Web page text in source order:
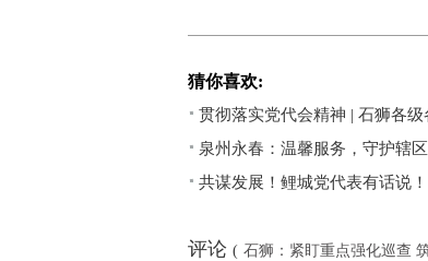
猜你喜欢:
贯彻落实党代会精神 | 石狮各
泉州永春：温馨服务，守护辖
共谋发展！鲤城党代表有话说！
评论 ( 石狮：紧盯重点强化巡查